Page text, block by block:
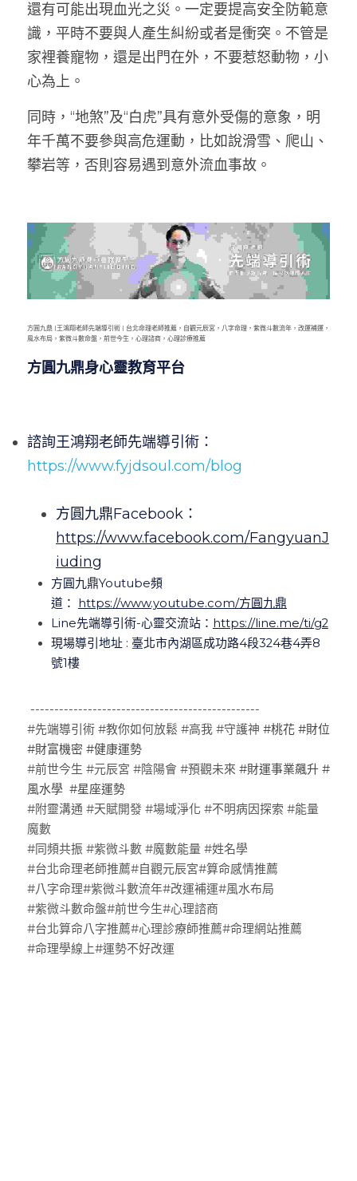
還有可能出現血光之災。一定要提高安全防範意
識，平時不要與人產生糾紛或者是衝突。不管是
家裡養寵物，還是出門在外，不要惹怒動物，小
心為上。
同時，“地煞”及“白虎”具有意外受傷的意象，明
年千萬不要參與高危運動，比如說滑雪、爬山、
攀岩等，否則容易遇到意外流血事故。
方圓九鼎 |王鴻翔老師先端導引術 | 台北命理老師推薦，自觀元辰宮，八字命理，紫微斗數流年，改運補運，
風水布局，紫微斗數命盤，前世今生，心理諮商，心理診療推薦
方圓九鼎身心靈教育平台
諮詢王鴻翔老師先端導引術：
https://www.fyjdsoul.com/blog
方圓九鼎Facebook：
https://www.facebook.com/FangyuanJ
iuding
方圓九鼎Youtube頻
道：
https://www.youtube.com/方圓九鼎
Line先端導引術-心靈交流站： https://line.me/ti/g2
現場導引地址 : 臺北市內湖區成功路4段324巷4弄8
號1樓
------------------------------------------------
#先端導引術 #教你如何放鬆 #高我 #守護神 #桃花 #財位
#財富機密 #健康運勢
#前世今生 #元辰宮 #陰陽會 #預觀未來 #財運事業飆升 #
風水學  #星座運勢
#附靈溝通 #天賦開發 #場域淨化 #不明病因探索 #能量
魔數
#同頻共振 #紫微斗數 #魔數能量 #姓名學
#台北命理老師推薦#自觀元辰宮#算命感情推薦
#八字命理#紫微斗數流年#改運補運#風水布局
#紫微斗數命盤#前世今生#心理諮商
#台北算命八字推薦#心理診療師推薦#命理網站推薦
#命理學線上#運勢不好改運